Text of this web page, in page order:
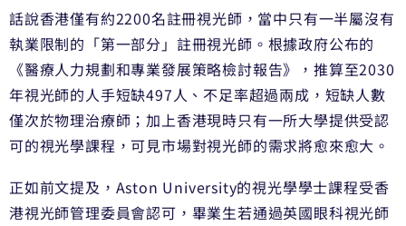
話說香港僅有約2200名註冊視光師，當中只有一半屬沒有
執業限制的「第一部分」註冊視光師。根據政府公布的
《醫療人力規劃和專業發展策略檢討報告》，推算至2030
年視光師的人手短缺497人、不足率超過兩成，短缺人數
僅次於物理治療師；加上香港現時只有一所大學提供受認
可的視光學課程，可見市場對視光師的需求將愈來愈大。
正如前文提及，Aston University的視光學學士課程受香
港視光師管理委員會認可，畢業生若通過英國眼科視光師